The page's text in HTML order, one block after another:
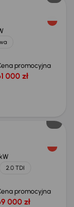
promocyjna
000 zł
2.0 TDI
promocyjna
000 zł